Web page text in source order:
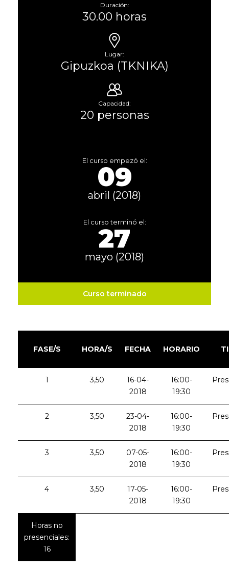
Duración:
30.00 horas
Lugar:
Gipuzkoa (TKNIKA)
Capacidad:
20 personas
El curso empezó el:
09
abril (2018)
El curso terminó el:
27
mayo (2018)
Curso terminado
FASE/S HORA/S FECHA HORARIO
1 3,50
16-04-
2018
16:00-
19:30
2 3,50
23-04-
2018
16:00-
19:30
3 3,50
07-05-
2018
16:00-
19:30
4 3,50
17-05-
2018
16:00-
19:30
Horas no
presenciales:
16